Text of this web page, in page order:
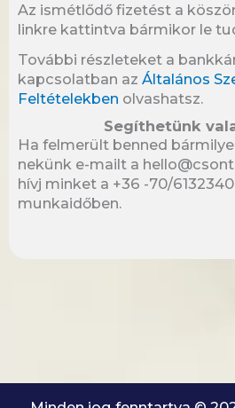
Az ismétlődő fizetést a
linkre kattintva bármikor le
További részleteket a
kapcsolatban az Általános
Feltételekben olvashatsz.
Segíthetünk
Ha felmerült benned
nekünk e-mailt a
hívj minket a +36 -70/
munkaidőben.